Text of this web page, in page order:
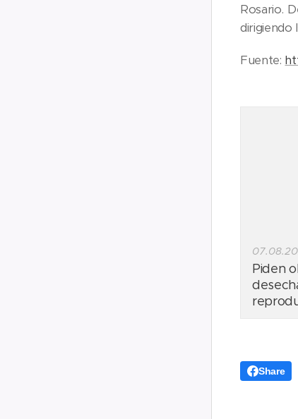
Rosario.
dirigiendo
Fuente:
Piden
Share